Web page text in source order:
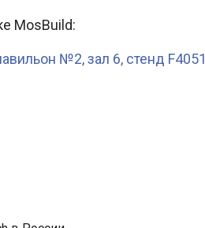
MosBuild:
№2, зал 6, стенд F4051